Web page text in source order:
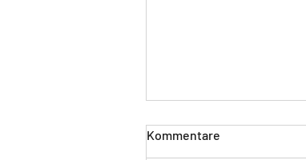
Kommentare